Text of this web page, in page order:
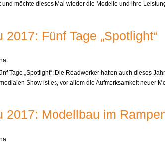
und möchte dieses Mal wieder die Modelle und ihre
2017: Fünf Tage „Spotlight“
Tage „Spotlight“: Die Roadworker hatten auch dieses
Show ist es, vor allem die Aufmerksamkeit neuer
2017: Modellbau im